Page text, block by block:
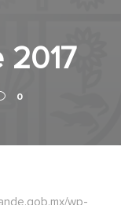
2017
0
wp-